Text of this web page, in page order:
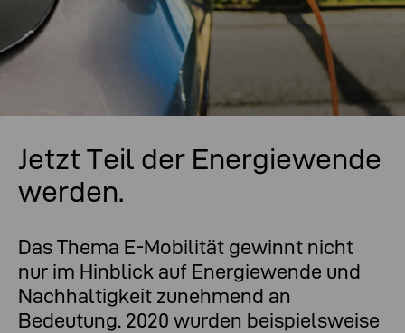
Jetzt Teil der Energiewende
werden.
Das Thema E-Mobilität gewinnt nicht
nur im Hinblick auf Energiewende und
Nachhaltigkeit zunehmend an
Bedeutung. 2020 wurden beispielsweise